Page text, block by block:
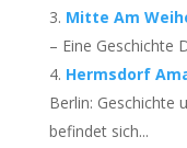
Mitte Am
– Eine Geschichte
Hermsdorf
Berlin: Geschichte
befindet sich...